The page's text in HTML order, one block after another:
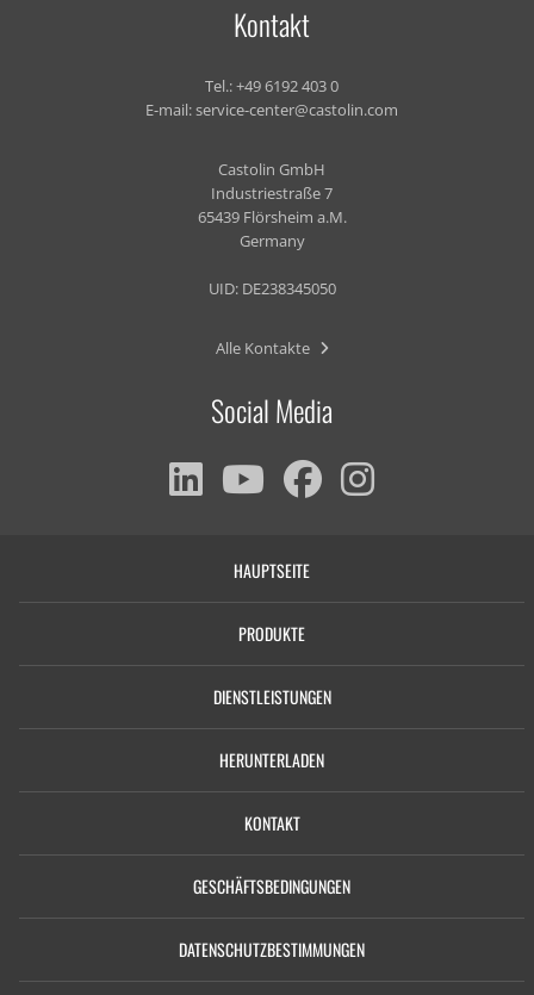
Kontakt
Tel.:+49 6192 403 0
E-mail:service-center@castolin.com
Castolin GmbH
Industriestraße 7
65439 Flörsheim a.M.
Germany
UID: DE238345050
Alle Kontakte
Social Media
HAUPTSEITE
PRODUKTE
DIENSTLEISTUNGEN
HERUNTERLADEN
KONTAKT
GESCHÄFTSBEDINGUNGEN
DATENSCHUTZBESTIMMUNGEN